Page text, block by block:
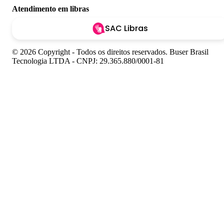
Atendimento em libras
SAC Libras
© 2026 Copyright - Todos os direitos reservados. Buser Brasil
Tecnologia LTDA - CNPJ: 29.365.880/0001-81